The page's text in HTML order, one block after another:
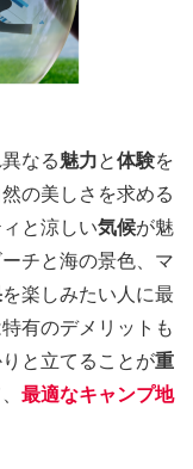
なる魅力と体験を
の美しさを求める
と涼しい気候が魅
チと海の景色、マ
を楽しみたい人に最
有のデメリットも
と立てることが重
最適なキャンプ地